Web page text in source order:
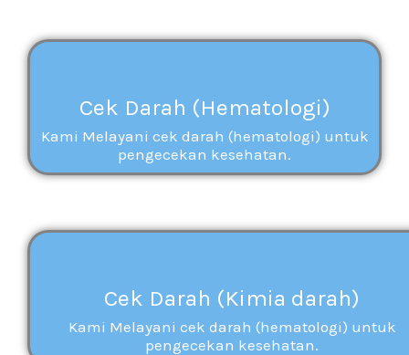
Cek Darah (Hematologi)
Kami Melayani cek darah (hematologi) untuk
pengecekan kesehatan.
Cek Darah (Kimia darah)
Kami Melayani cek darah (hematologi) untuk
pengecekan kesehatan.